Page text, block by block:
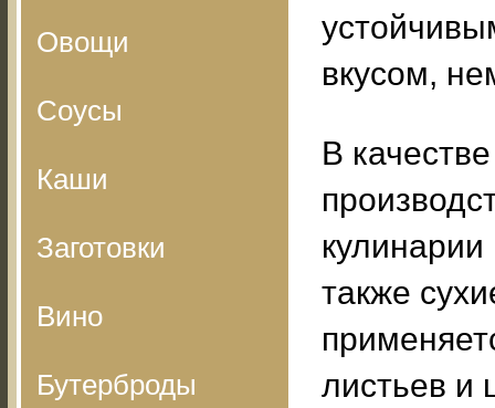
Овощи
Соусы
Каши
Заготовки
Вино
Бутерброды
вкусом,
В
также
листьев и